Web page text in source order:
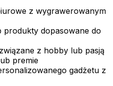
z wygrawerowanym
produkty dopasowane do
z hobby lub pasją
premie
gadżetu z